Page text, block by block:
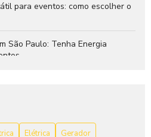
para eventos: como escolher o
São Paulo: Tenha Energia
do Seu Equipamento
saber
Elétrica
Gerador